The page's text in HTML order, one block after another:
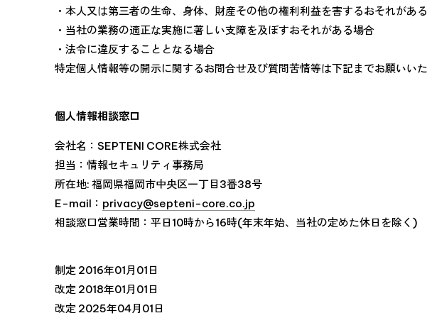
・本人又は第三者の生命、身体、財産その他の権利利益を害するおそれがあ
・当社の業務の適正な実施に著しい支障を及ぼすおそれがある場合
・法令に違反することとなる場合
特定個人情報等の開示に関するお問合せ及び質問苦情等は下記までお願いいた
個人情報相談窓口
会社名：SEPTENI CORE株式会社
担当：情報セキュリティ事務局
所在地: 福岡県福岡市中央区一丁目3番38号
E-mail： privacy@septeni-core.co.jp
相談窓口営業時間：平日10時から16時(年末年始、当社の定めた休日を除く)
制定 2016年01月01日
改定 2018年01月01日
改定 2025年04月01日